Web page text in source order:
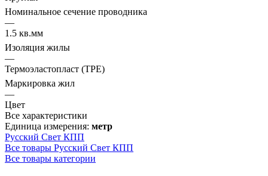
Номинальное сечение проводника
—
1.5 кв.мм
Изоляция жилы
—
Термоэластопласт (TPE)
Маркировка жил
—
Цвет
Все характеристики
Единица измерения: метр
Русский Свет КПП
Все товары Русский Свет КПП
Все товары категории